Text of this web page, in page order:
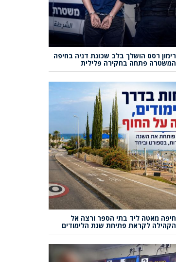
רימון רסס הושלך בלב שכונת דניה בחיפה
המשטרה פתחה בחקירה פלילית
חיפה מאטה ליד בתי הספר ורצה אל
הקהילה לקראת פתיחת שנת הלימודים